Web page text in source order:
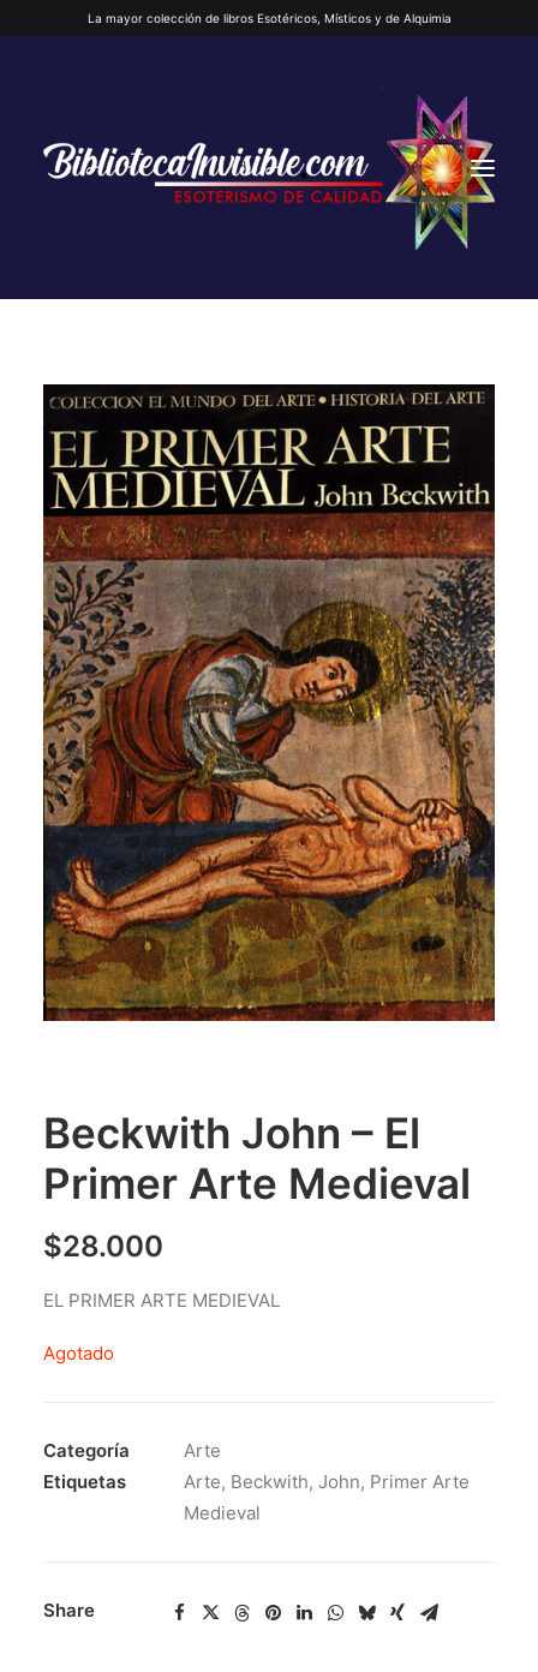
La mayor colección de libros Esotéricos, Místicos y de Alquimia
INICIO
QUIENES SOMOS
CATEGORÍAS
AUTORES DESTACADOS
GLOSARIO
CONTACTO
LOGIN / REGISTER
CART
Beckwith John – El
Primer Arte Medieval
$28.000
EL PRIMER ARTE MEDIEVAL
Agotado
Categoría
Arte
Etiquetas
Arte, Beckwith, John, Primer Arte
Medieval
Share